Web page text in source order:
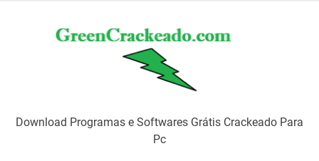
Download Programas e Softwares Grátis Crackeado Para
Pc